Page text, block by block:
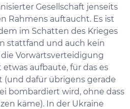
Gesellschaft jenseits
Rahmens auftaucht. Es ist
im Schatten des Krieges
stattfand und auch kein
die Vorwärtsverteidigung
aufbaute, für das es
(und dafür übrigens gerade
bombardiert wird, ohne dass
käme). In der Ukraine